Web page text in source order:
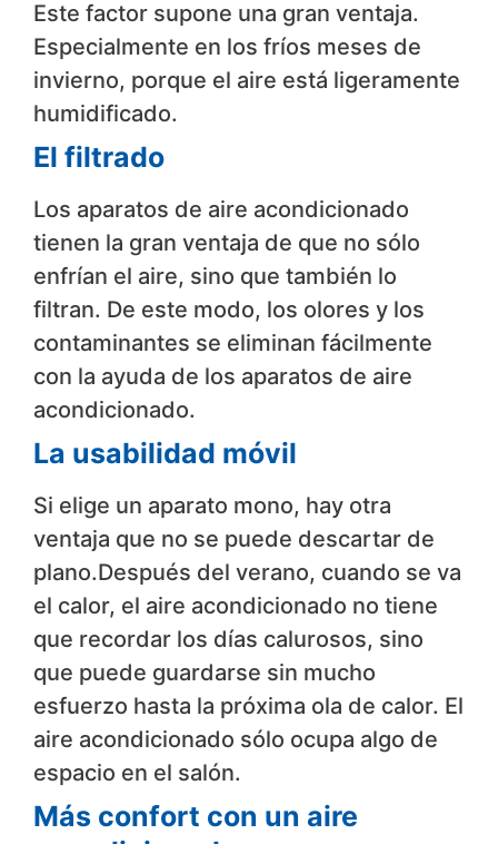
Este factor supone una gran ventaja.
Especialmente en los fríos meses de
invierno, porque el aire está ligeramente
humidificado.
El filtrado
Los aparatos de aire acondicionado
tienen la gran ventaja de que no sólo
enfrían el aire, sino que también lo
filtran. De este modo, los olores y los
contaminantes se eliminan fácilmente
con la ayuda de los aparatos de aire
acondicionado.
La usabilidad móvil
Si elige un aparato mono, hay otra
ventaja que no se puede descartar de
plano.Después del verano, cuando se va
el calor, el aire acondicionado no tiene
que recordar los días calurosos, sino
que puede guardarse sin mucho
esfuerzo hasta la próxima ola de calor. El
aire acondicionado sólo ocupa algo de
espacio en el salón.
Más confort con un aire